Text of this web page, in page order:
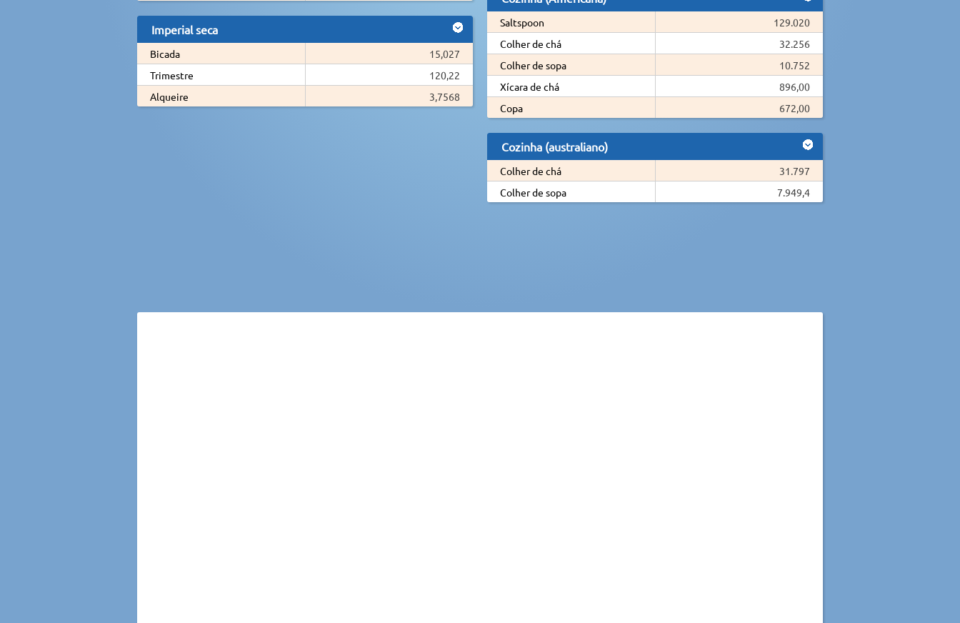
Imperial seca
Bicada
15,027
Trimestre
120,22
Alqueire
3,7568
Saltspoon
129.020
Colher de chá
32.256
Colher de sopa
10.752
Xícara de chá
896,00
Copa
672,00
Cozinha (australiano)
Colher de chá
31.797
Colher de sopa
7.949,4